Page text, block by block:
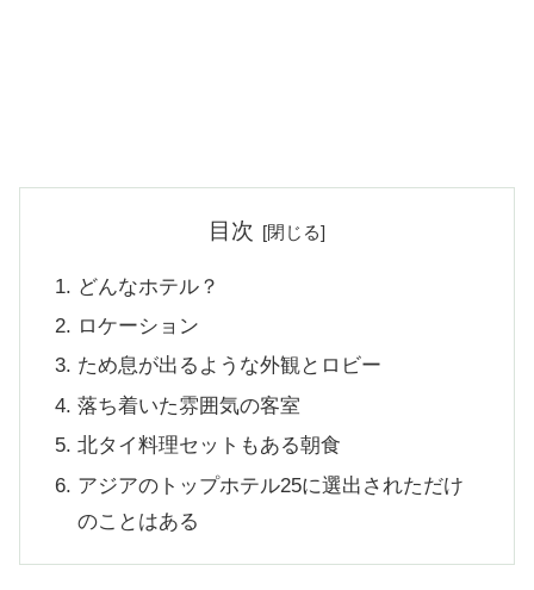
目次
どんなホテル？
ロケーション
ため息が出るような外観とロビー
落ち着いた雰囲気の客室
北タイ料理セットもある朝食
アジアのトップホテル25に選出されただけ
のことはある